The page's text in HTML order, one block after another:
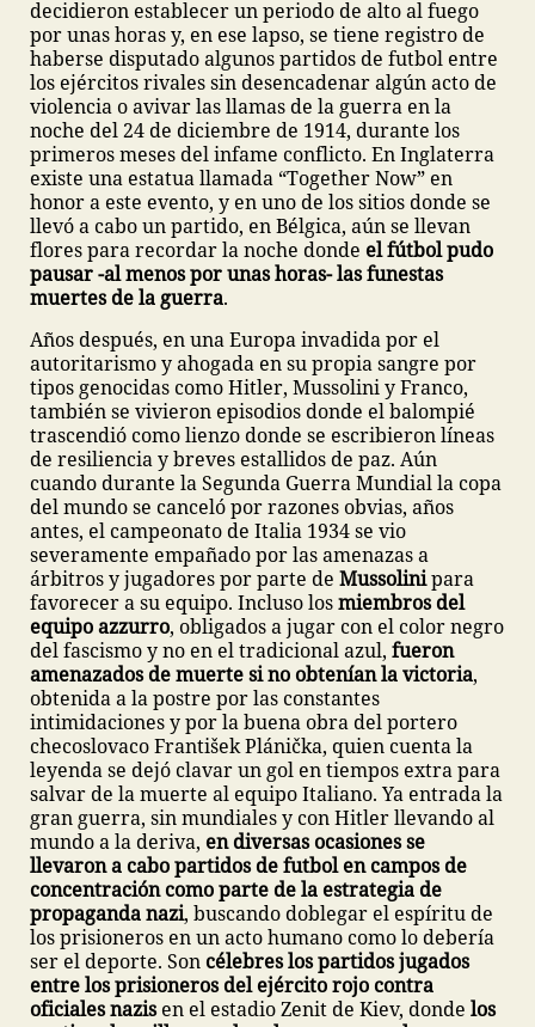
decidieron establecer un periodo de alto al fuego
por unas horas y, en ese lapso, se tiene registro de
haberse disputado algunos partidos de futbol entre
los ejércitos rivales sin desencadenar algún acto de
violencia o avivar las llamas de la guerra en la
noche del 24 de diciembre de 1914, durante los
primeros meses del infame conflicto. En Inglaterra
existe una estatua llamada “Together Now” en
honor a este evento, y en uno de los sitios donde se
llevó a cabo un partido, en Bélgica, aún se llevan
flores para recordar la noche donde el fútbol pudo
pausar -al menos por unas horas- las funestas
muertes de la guerra.
Años después, en una Europa invadida por el
autoritarismo y ahogada en su propia sangre por
tipos genocidas como Hitler, Mussolini y Franco,
también se vivieron episodios donde el balompié
trascendió como lienzo donde se escribieron líneas
de resiliencia y breves estallidos de paz. Aún
cuando durante la Segunda Guerra Mundial la copa
del mundo se canceló por razones obvias, años
antes, el campeonato de Italia 1934 se vio
severamente empañado por las amenazas a
árbitros y jugadores por parte de Mussolinipara
favorecer a su equipo. Incluso losmiembros del
equipo azzurro, obligados a jugar con el color negro
del fascismo y no en el tradicional azul, fueron
amenazados de muerte si no obtenían la victoria,
obtenida a la postre por las constantes
intimidaciones y por la buena obra del portero
checoslovaco František Plánička, quien cuenta la
leyenda se dejó clavar un gol en tiempos extra para
salvar de la muerte al equipo Italiano. Ya entrada la
gran guerra, sin mundiales y con Hitler llevando al
mundo a la deriva, en diversas ocasiones se
llevaron a cabo partidos de futbol en campos de
concentración como parte de la estrategia de
propaganda nazi, buscando doblegar el espíritu de
los prisioneros en un acto humano como lo debería
ser el deporte. Son célebres los partidos jugados
entre los prisioneros del ejército rojo contra
oficiales nazisen el estadio Zenit de Kiev, donde los